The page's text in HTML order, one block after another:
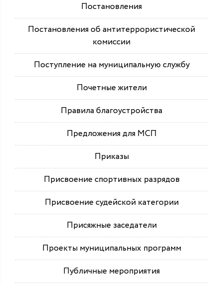
Постановления
Постановления об антитеррористической
комиссии
Поступление на муниципальную службу
Почетные жители
Правила благоустройства
Предложения для МСП
Приказы
Присвоение спортивных разрядов
Присвоение судейской категории
Присяжные заседатели
Проекты муниципальных программ
Публичные мероприятия